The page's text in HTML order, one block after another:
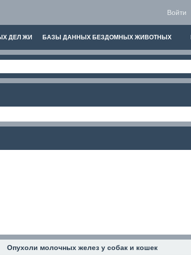
Войти
ДЕЛ ЖИ БАЗЫ ДАННЫХ БЕЗДОМНЫХ ЖИВОТНЫХ
Опухоли молочных желез у собак и кошек